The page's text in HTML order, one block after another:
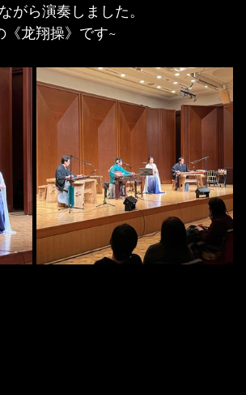
がら演奏しました。
《龙翔操》です~